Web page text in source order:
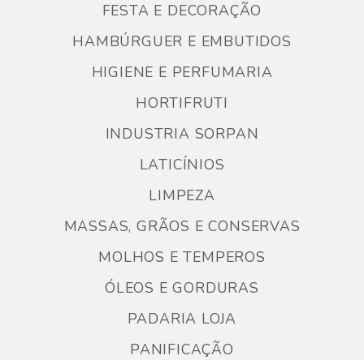
FESTA E DECORAÇÃO
HAMBÚRGUER E EMBUTIDOS
HIGIENE E PERFUMARIA
HORTIFRUTI
INDUSTRIA SORPAN
LATICÍNIOS
LIMPEZA
MASSAS, GRÃOS E CONSERVAS
MOLHOS E TEMPEROS
ÓLEOS E GORDURAS
PADARIA LOJA
PANIFICAÇÃO